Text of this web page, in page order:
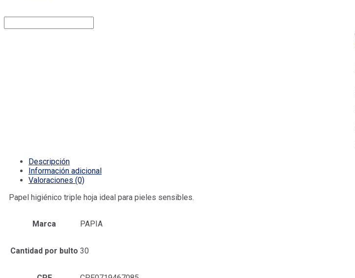
Descripción
Información adicional
Valoraciones (0)
Papel higiénico triple hoja ideal para pieles sensibles.
Marca PAPIA
Cantidad por bulto 30